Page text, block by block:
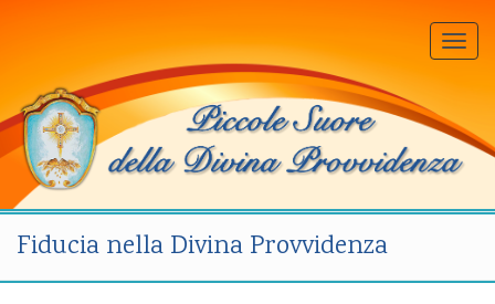
Fiducia nella Divina Provvidenza